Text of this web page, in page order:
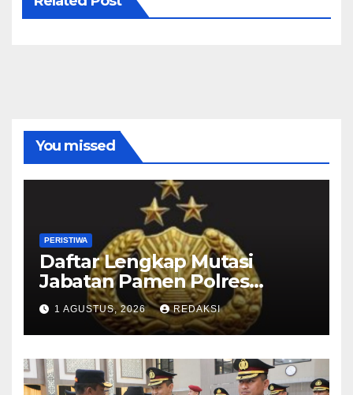
You missed
PERISTIWA
Daftar Lengkap Mutasi
Jabatan Pamen Polres
Jajaran Polda Jatim 2026
1 AGUSTUS, 2026 REDAKSI